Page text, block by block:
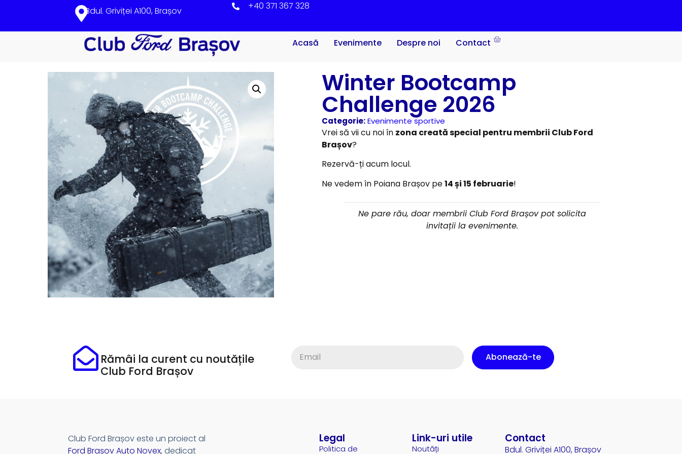
Bdul. Griviței A100, Brașov +40 371 367 328
Acasă Evenimente Despre noi Contact
Winter Bootcamp
Challenge 2026
Categorie:Evenimente sportive
Vrei să vii cu noi în zona creată special pentru membrii Club Ford
Brașov?
Rezervă-ți acum locul.
Ne vedem în Poiana Brașov pe14 și 15 februarie!
Ne pare rău, doar membrii Club Ford Brașov pot solicita
invitații la evenimente.
Rămâi la curent cu noutățile
Club Ford Brașov
Abonează-te
Club Ford Brașov este un proiect al
Ford Brașov Auto Novex, dedicat
Legal
Politica de
Link-uri utile
Noutăți
Contact
Bdul. Griviței A100, Brașov